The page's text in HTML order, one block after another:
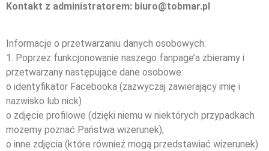
Kontakt z administratorem: biuro@tobmar.pl
Informacje o przetwarzaniu danych osobowych:
1. Poprzez funkcjonowanie naszego fanpage’a zbieramy i
przetwarzany następujące dane osobowe:
o identyfikator Facebooka (zazwyczaj zawierający imię i
nazwisko lub nick)
o zdjęcie profilowe (dzięki niemu w niektórych przypadkach
możemy poznać Państwa wizerunek);
o inne zdjęcia (które również mogą przedstawiać wizerunek)